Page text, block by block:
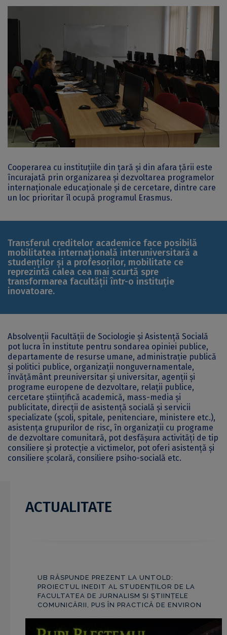
Cooperarea cu instituţiile din ţară şi din afara ţării este
încurajată prin organizarea şi dezvoltarea programelor
internaţionale educaţionale şi de cercetare, dintre care
un loc prioritar îl ocupă programul Erasmus.
Transferul creditelor academice face posibilă
mobilitatea internaţională interuniversitară a
studenţilor şi a profesorilor, mobilitate ce
reprezintă calea cea mai scurtă spre
transformarea facultăţii într-o instituţie
inovatoare.
Absolvenții Facultății de Sociologie şi Asistenţă Socială
pot lucra în institute pentru sondarea opiniei publice,
departamente de resurse umane, administrație publică
și politici publice, organizații nonguvernamentale,
învățământ preuniversitar și universitar, agenții și
programe europene de dezvoltare, relații publice,
cercetare științifică academică, mass-media și
publicitate, direcții de asistență socială și servicii
specializate (școli, spitale, penitenciare, ministere etc.),
asistența grupurilor de risc, în organizații cu programe
de dezvoltare comunitară, pot desfășura activități de tip
consiliere și protecție a victimelor, pot oferi asistență și
consiliere școlară, consiliere psiho-socială etc.
ACTUALITATE
UB RĂSPUNDE PREZENT LA UNTOLD:
PROIECTUL INEDIT AL STUDENȚILOR DE LA
FACULTATEA DE JURNALISM ȘI ȘTIINȚELE
COMUNICĂRII, PUS ÎN PRACTICĂ DE ENVIRON